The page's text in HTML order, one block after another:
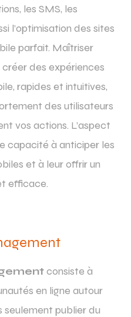
les SMS, les
l’optimisation des sites
parfait. Maîtriser
des expériences
rapides et intuitives,
des utilisateurs
vos actions. L’aspect
capacité à anticiper les
et à leur offrir un
efficace.
consiste à
en ligne autour
seulement publier du